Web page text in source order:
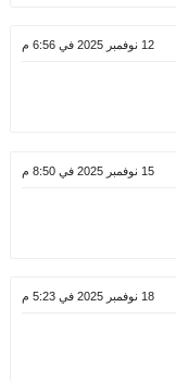
12 نوفمبر 2025 في 6:56 م
15 نوفمبر 2025 في 8:50 م
18 نوفمبر 2025 في 5:23 م